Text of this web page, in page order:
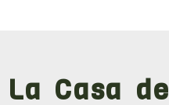
Casa de